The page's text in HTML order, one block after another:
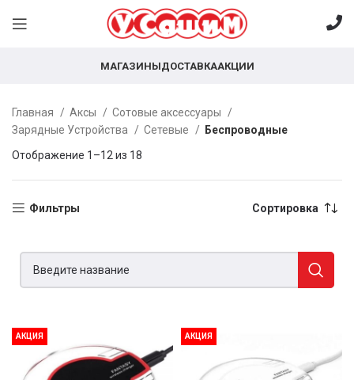
МАГАЗИНЫДОСТАВКААКЦИИ
Главная Аксы
Сотовые аксессуары
Зарядные Устройства
Сетевые
Беспроводные
Отображение 1–12 из 18
Фильтры Сортировка
АКЦИЯ АКЦИЯ